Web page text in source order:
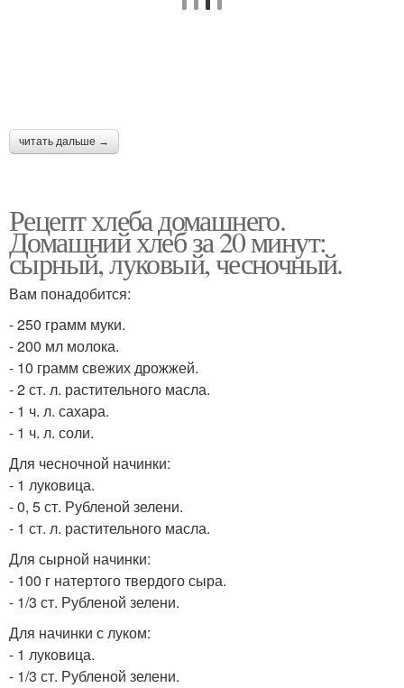
читать дальше →
Рецепт хлеба домашнего.
Домашний хлеб за 20 минут:
сырный, луковый, чесночный.
Вам понадобится:
- 250 грамм муки.
- 200 мл молока.
- 10 грамм свежих дрожжей.
- 2 ст. л. растительного масла.
- 1 ч. л. сахара.
- 1 ч. л. соли.
Для чесночной начинки:
- 1 луковица.
- 0, 5 ст. Рубленой зелени.
- 1 ст. л. растительного масла.
Для сырной начинки:
- 100 г натертого твердого сыра.
- 1/3 ст. Рубленой зелени.
Для начинки с луком:
- 1 луковица.
- 1/3 ст. Рубленой зелени.